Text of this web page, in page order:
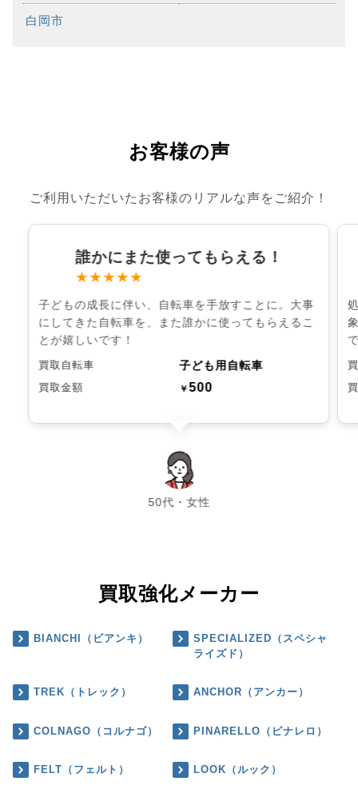
白岡市
お客様の声
ご利用いただいたお客様のリアルな声をご紹介！
誰かにまた使ってもらえる！
★★★★★
子どもの成長に伴い、自転車を手放すことに。大事
にしてきた自転車を、また誰かに使ってもらえるこ
とが嬉しいです！
買取自転車 子ども用自転車
買取金額 ￥500
50代・女性
chevron_left chevron_right
買取強化メーカー
BIANCHI（ビアンキ）
SPECIALIZED（スペシャ
ライズド）
TREK（トレック） ANCHOR（アンカー）
COLNAGO（コルナゴ） PINARELLO（ピナレロ）
FELT（フェルト） LOOK（ルック）